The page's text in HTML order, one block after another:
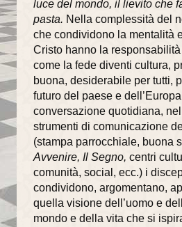
luce del mondo, il lievito che
pasta. Nella complessità del
che condividono la mentalità
Cristo hanno la
come la fede diventi cultura,
buona, desiderabile per tutti,
futuro del paese e
conversazione quotidiana,
strumenti di comunicazione
(stampa parrocchiale, buona
Avvenire, Il Segno, centri
comunità, social, ecc.) i
condividono, argomentano,
quella visione dell’uomo e
mondo e della vita che si